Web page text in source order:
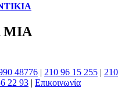
ΜΙΑ
48776 | 210 96 15 255 | 210
22 93 | Επικοινωνία